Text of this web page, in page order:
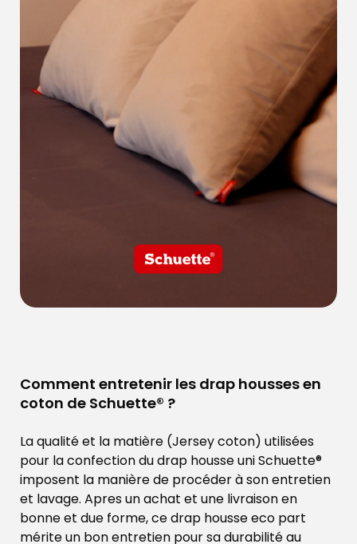
Comment entretenir les drap housses en
coton de Schuette® ?
La qualité et la matière (Jersey coton) utilisées
pour la confection du drap housse uni Schuette®
imposent la manière de procéder à son entretien
et lavage. Apres un achat et une livraison en
bonne et due forme, ce drap housse eco part
mérite un bon entretien pour sa durabilité au